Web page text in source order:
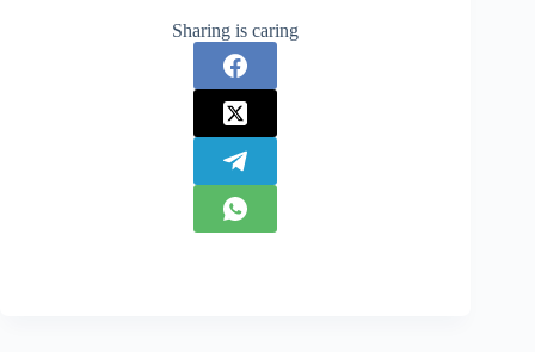
Sharing is caring